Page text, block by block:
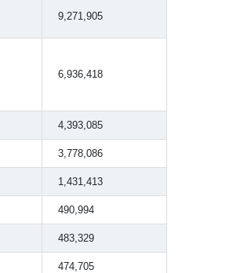
9,271,905
6,936,418
4,393,085
3,778,086
1,431,413
490,994
483,329
474,705